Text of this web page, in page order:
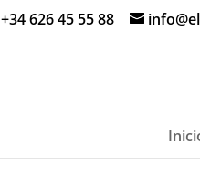
+34 626 45 55 88